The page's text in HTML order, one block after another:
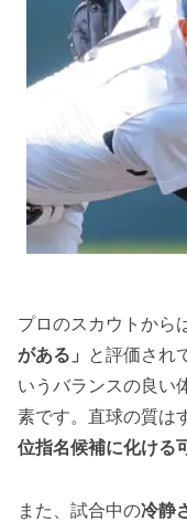
プロのスカウトから
がある」 と評価され
いうバランスの良い
素です。直球の質は
位指名候補に化ける
また、試合中の冷静